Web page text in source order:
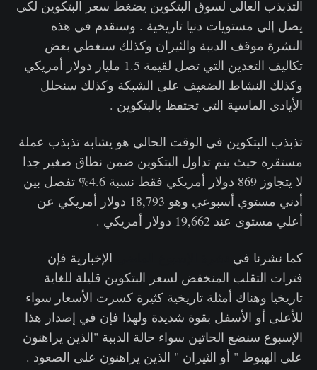
التذبذب العالي لسوق البتكوين يضغط سعر البتكوين لكي
يصل إلي مستويات دنيا تاريخية . وسنقدم في هذه
النشرة موقف الدببة والثيران وكذلك سنغطي بعض
تكاليف التعدين التي تصل لقيمة 1.5 مليار دولار أمريكي
وكذلك النشاط الضعيف على الشبكة وكذلك سنحلل
الأيادي الماسية التي تحتفظ بالبتكوين .
تذبذب البتكوين في الوقت الحالي هو يشابه تذبذب عملة
مستقره حيث يتم تداول البتكوين ضمن نطاق صغير جدا
لا يتجاوز 869 دولار أمريكي فقط نسبة 4.6% تفصل بين
أدني مستوي أسبوعي وهو 18,793 دولار أمريكي عن
أعلي مستوى عند 19,662 دولار أمريكي .
كما نشرنا في
الإخبارية فإن
فترات التقلب المنخفض لسعر البتكوين قليلة للغاية
تاريخيا وهناك أمثلة تاريخية كثيرة كسرت الأسعار سواء
للأعلى أو الأسفل بقوة شديدة ولهذا فإن في إصدار هذا
الإسبوع سنضع الحاتين سواء حالة الدببة "الذين يراهنون
علي الهبوط " أو الثيران " الذين يراهنون على الصعود .